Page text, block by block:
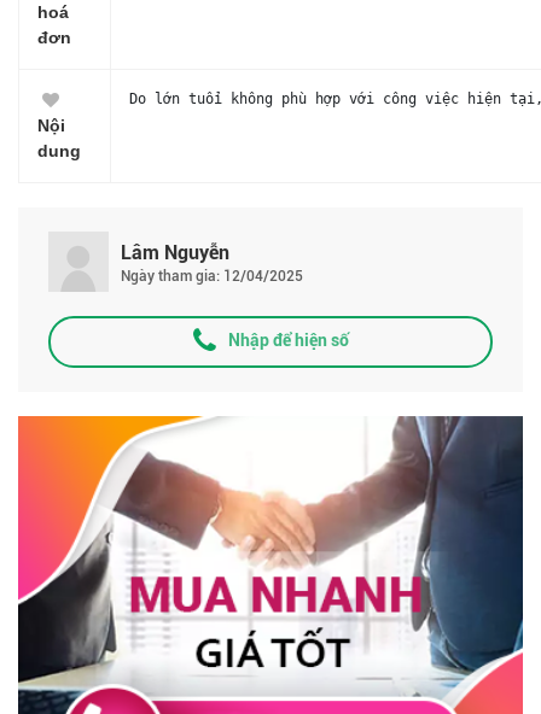
hoá
đơn
Nội
dung
Do lớn tuổi không phù hợp với công việc hiện
Lâm Nguyễn
Ngày tham gia: 12/04/2025
Nhập để hiện số